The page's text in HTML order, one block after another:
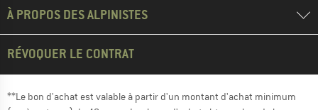
À PROPOS DES ALPINISTES
RÉVOQUER LE CONTRAT
**Le bon d'achat est valable à partir d'un montant d'achat minimum